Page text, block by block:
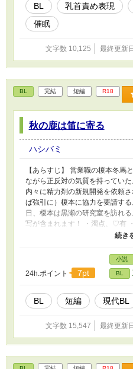
BL 乳首責め表現
催眠
文字数 10,125 最終更新
BL 完結 短編 R18
秋の鹿は笛に寄る
ハシバミ
【あらすじ】 営業職の榎本冬馬
ながら正反対の気質を持ってい
内々に精力剤の新規開発を依頼
ば強引に）榎本に協力を要請す
日、榎本は黒瀬の研究室を訪れ
写が含まれます！ ・濁点、♡有
才をちょっとイメージしていま
24h.ポイント 7pt
小説
BL
BL 短編 現代BL
文字数 15,547 最終更新